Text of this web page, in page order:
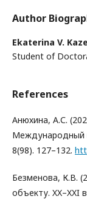
Author
Ekaterina V.
Student of
References
Анюхина, А.С.
Международный
8(98). 127–132.
Безменова, К.В.
объекту. XX–XXI